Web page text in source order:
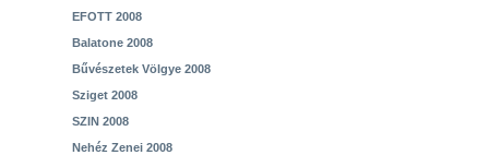
EFOTT 2008
Balatone 2008
Bűvészetek Völgye 2008
Sziget 2008
SZIN 2008
Nehéz Zenei 2008